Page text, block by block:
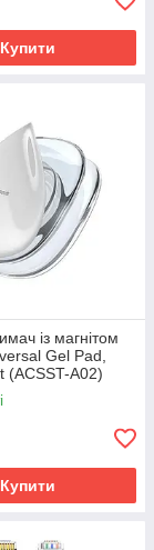
Купити
із магнітом
Gel Pad,
(ACSST-A02)
Купити